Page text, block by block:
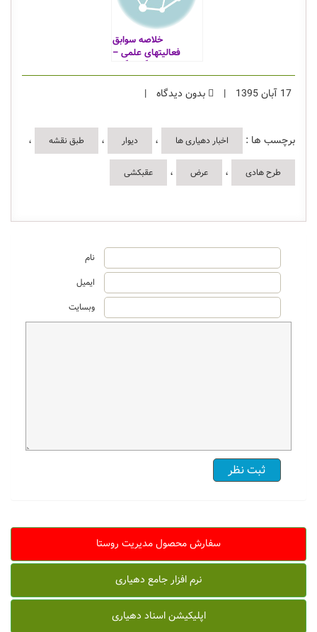
خلاصه سوابق
فعالیتهای علمی –
اجرایی در گردشگری
17 آبان 1395 | بدون دیدگاه |
برچسب ها : اخبار دهیاری ها ، دیوار ، طبق نقشه ،
طرح هادی ، عرض ، عقبکشی
نام
ایمیل
وبسایت
سفارش محصول مدیریت روستا
نرم افزار جامع دهیاری
اپلیکیشن اسناد دهیاری